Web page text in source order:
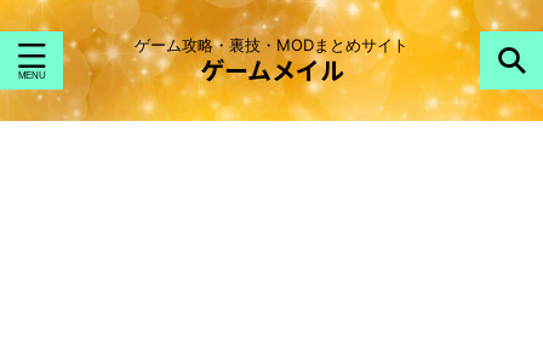
ゲーム攻略・裏技・MODまとめサイト
ゲームメイル